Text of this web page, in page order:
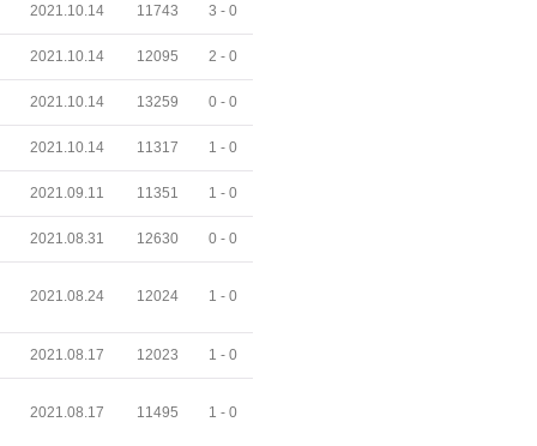
2021.10.14 11743 3 - 0
2021.10.14 12095 2 - 0
2021.10.14 13259 0 - 0
2021.10.14 11317 1 - 0
2021.09.11 11351 1 - 0
2021.08.31 12630 0 - 0
2021.08.24 12024 1 - 0
2021.08.17 12023 1 - 0
2021.08.17 11495 1 - 0